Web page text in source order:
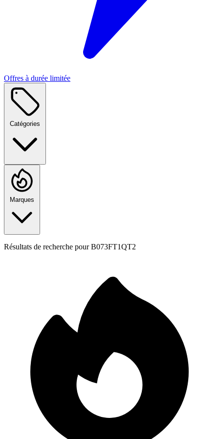
Offres à durée limitée
Catégories
Marques
Résultats de recherche pourB073FT1QT2